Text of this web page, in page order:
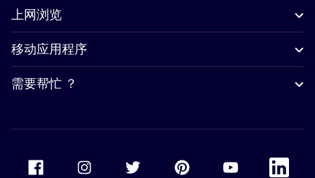
上网浏览
移动应用程序
需要帮忙 ？
Accor Facebook Accor TwitterAccor PinterestAccor Youtube
Accor